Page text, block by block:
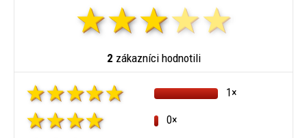
2 zákazníci hodnotili
1×
0×